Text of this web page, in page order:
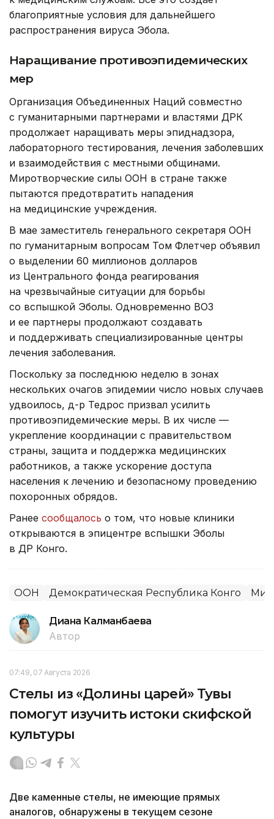
благоприятные условия для дальнейшего
распространения вируса Эбола.
Наращивание противоэпидемических
мер
Организация Объединенных Наций совместно
с гуманитарными партнерами и властями ДРК
продолжает наращивать меры эпиднадзора,
лабораторного тестирования, лечения заболевших
и взаимодействия с местными общинами.
Миротворческие силы ООН в стране также
пытаются предотвратить нападения
на медицинские учреждения.
В мае заместитель генерального секретаря ООН
по гуманитарным вопросам Том Флетчер объявил
о выделении 60 миллионов долларов
из Центрального фонда реагирования
на чрезвычайные ситуации для борьбы
со вспышкой Эболы. Одновременно ВОЗ
и ее партнеры продолжают создавать
и поддерживать специализированные центры
лечения заболевания.
Поскольку за последнюю неделю в зонах
нескольких очагов эпидемии число новых случаев
удвоилось, д-р Тедрос призвал усилить
противоэпидемические меры. В их числе —
укрепление координации с правительством
страны, защита и поддержка медицинских
работников, а также ускорение доступа
населения к лечению и безопасному проведению
похоронных обрядов.
Ранее сообщалось о том, что новые клиники
открываются в эпицентре вспышки Эболы
в ДР Конго.
ООН Демократическая Республика Конго
Диана Калманбаева
Автор
07:49, 07 Августа 2026
Стелы из «Долины царей» Тувы
помогут изучить истоки скифской
культуры
Две каменные стелы, не имеющие прямых
аналогов, обнаружены в текущем сезоне